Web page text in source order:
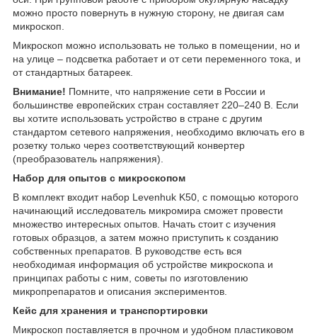
можно просто повернуть в нужную сторону, не двигая сам
микроскоп.
Микроскоп можно использовать не только в помещении, но и
на улице – подсветка работает и от сети переменного тока, и
от стандартных батареек.
Внимание! Помните, что напряжение сети в России и
большинстве европейских стран составляет 220–240 В. Если
вы хотите использовать устройство в стране с другим
стандартом сетевого напряжения, необходимо включать его в
розетку только через соответствующий конвертер
(преобразователь напряжения).
Набор для опытов с микроскопом
В комплект входит набор Levenhuk K50, с помощью которого
начинающий исследователь микромира сможет провести
множество интересных опытов. Начать стоит с изучения
готовых образцов, а затем можно приступить к созданию
собственных препаратов. В руководстве есть вся
необходимая информация об устройстве микроскопа и
принципах работы с ним, советы по изготовлению
микропрепаратов и описания экспериментов.
Кейс для хранения и транспортировки
Микроскоп поставляется в прочном и удобном пластиковом